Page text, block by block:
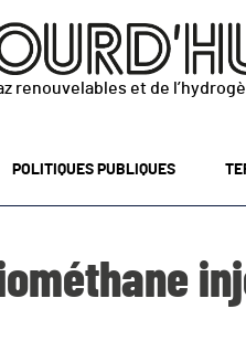
renouvelables et de
POLITIQUES PUBLIQUES